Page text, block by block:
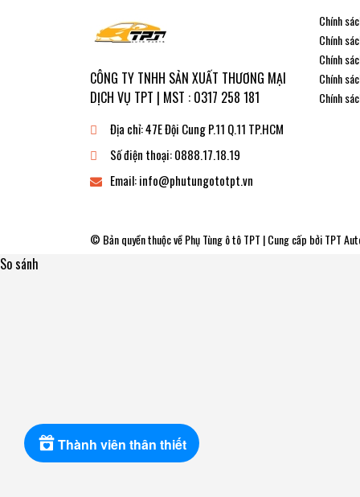
CÔNG TY TNHH SẢN XUẤT THƯƠNG MẠI
DỊCH VỤ TPT | MST : 0317 258 181
Địa chỉ:47E Đội Cung P.11 Q.11 TP.HCM
Số điện thoại:0888.17.18.19
Email:info@phutungototpt.vn
Chính
Chính
Chính
Chính
Chính
© Bản quyền thuộc vềPhụ Tùng ô tô TPT | Cung cấp bởiTPT
Thành viên thân thiết
So sánh